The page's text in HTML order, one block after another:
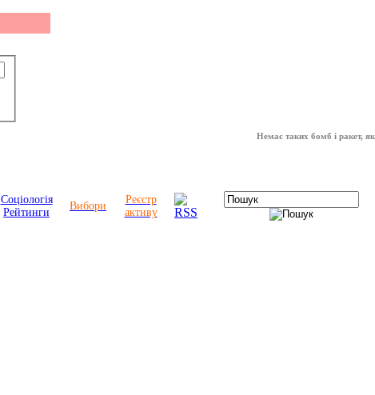
Немає таких бомб і ракет, які
Соціологія
Рейтинги
Вибори
Реєстр
активу